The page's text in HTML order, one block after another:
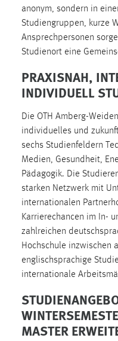
anonym, sondern in
Studiengruppen, kurze
Ansprechpersonen
Studienort eine
PRAXISNAH,
INDIVIDUELL
Die OTH Amberg-
individuelles und
sechs Studienfeldern
Medien, Gesundheit,
Pädagogik. Die
starken Netzwerk mit
internationalen
Karrierechancen im In-
zahlreichen
Hochschule inzwischen
englischsprachige
internationale
MASTER
Name:
site-language-
Zweck:
Cookie Laufzeit:
Chat
Name:
MibewSessionID,
chat-frame-style-
Zweck:
Wird benötigt um die
Cookie Laufzeit:
MibewSessionID,
5e9dbeb1811c0446 =
Login